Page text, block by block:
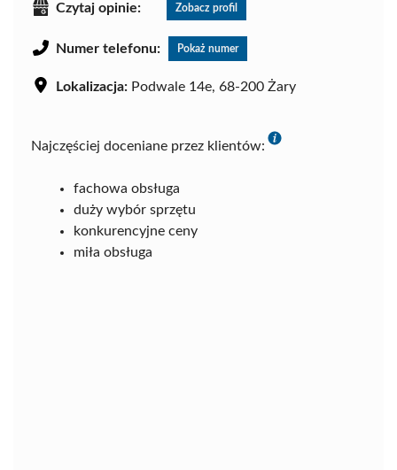
Czytaj opinie: Zobacz profil
Numer telefonu: Pokaż numer
Lokalizacja: Podwale 14e, 68-200 Żary
Najczęściej doceniane przez klientów:
fachowa obsługa
duży wybór sprzętu
konkurencyjne ceny
miła obsługa